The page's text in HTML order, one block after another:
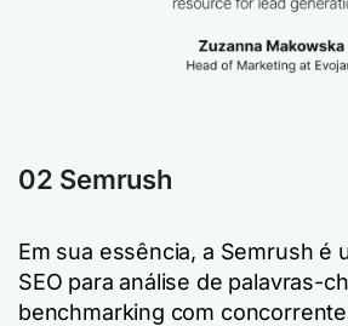
02 Semrush
Em sua essência, a Semrush é
SEO para análise de palavras-
benchmarking com